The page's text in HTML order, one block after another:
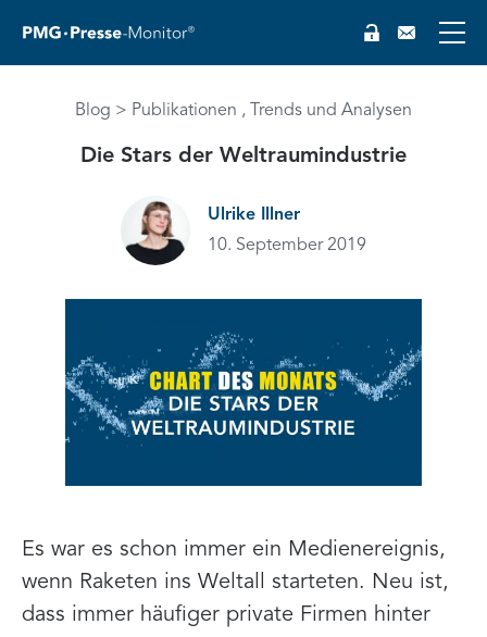
Blog Publikationen Trends und Analysen
Die Stars der Weltraumindustrie
Ulrike Illner
10. September 2019
Es war es schon immer ein Medienereignis,
wenn Raketen ins Weltall starteten. Neu ist,
dass immer häufiger private Firmen hinter